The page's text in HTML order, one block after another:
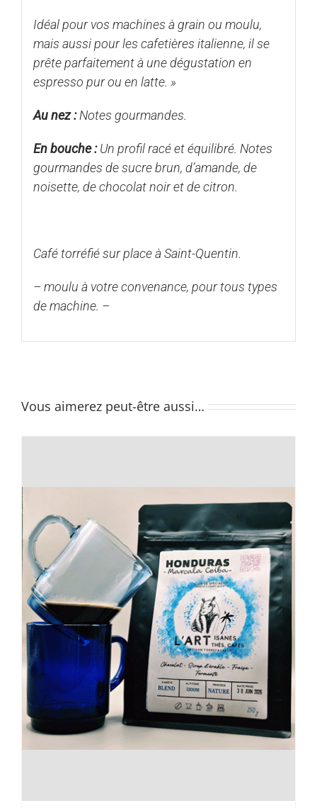
Idéal pour vos machines à grain ou moulu,
mais aussi pour les cafetières italienne, il se
prête parfaitement à une dégustation en
espresso pur ou en latte. »
Au nez :Notes gourmandes.
En bouche :Un profil racé et équilibré. Notes
gourmandes de sucre brun, d’amande, de
noisette, de chocolat noir et de citron.
Café torréfié sur place à Saint-Quentin.
– moulu à votre convenance, pour tous types
de machine. –
Vous aimerez peut-être aussi…